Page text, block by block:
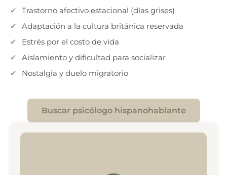
Trastorno afectivo estacional (días grises)
Adaptación a la cultura británica reservada
Estrés por el costo de vida
Aislamiento y dificultad para socializar
Nostalgia y duelo migratorio
Buscar psicólogo hispanohablante